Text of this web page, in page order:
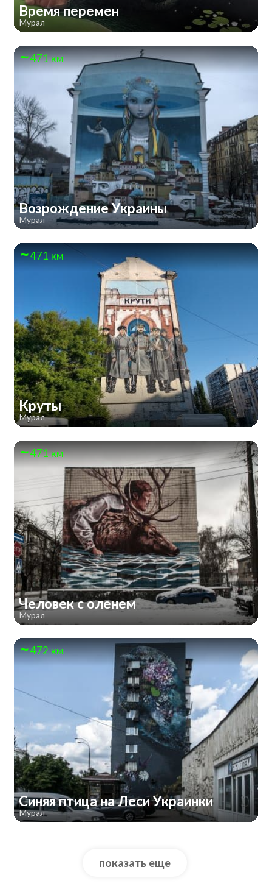
Время перемен
Мурал
471 км
Возрождение Украины
Мурал
471 км
Круты
Мурал
471 км
Человек с оленем
Мурал
472 км
Синяя птица на Леси Украинки
Мурал
показать еще